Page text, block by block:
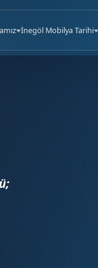
İnegöl Mobilya Tarihi